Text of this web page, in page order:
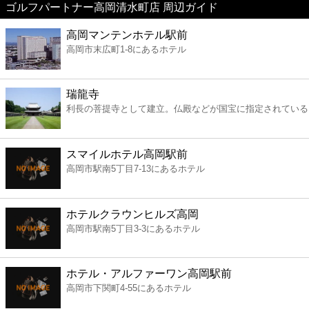
美容
コンビニ
薬局
スーパー
エンタメ
レジャー
書店
ファミレス
ゴルフパートナー高岡清水町店 周辺ガイド
高岡マンテンホテル駅前
高岡市末広町1-8にあるホテル
瑞龍寺
利長の菩提寺として建立。仏殿などが国宝に指定されてい
スマイルホテル高岡駅前
高岡市駅南5丁目7-13にあるホテル
ホテルクラウンヒルズ高岡
高岡市駅南5丁目3-3にあるホテル
ホテル・アルファーワン高岡駅前
高岡市下関町4-55にあるホテル